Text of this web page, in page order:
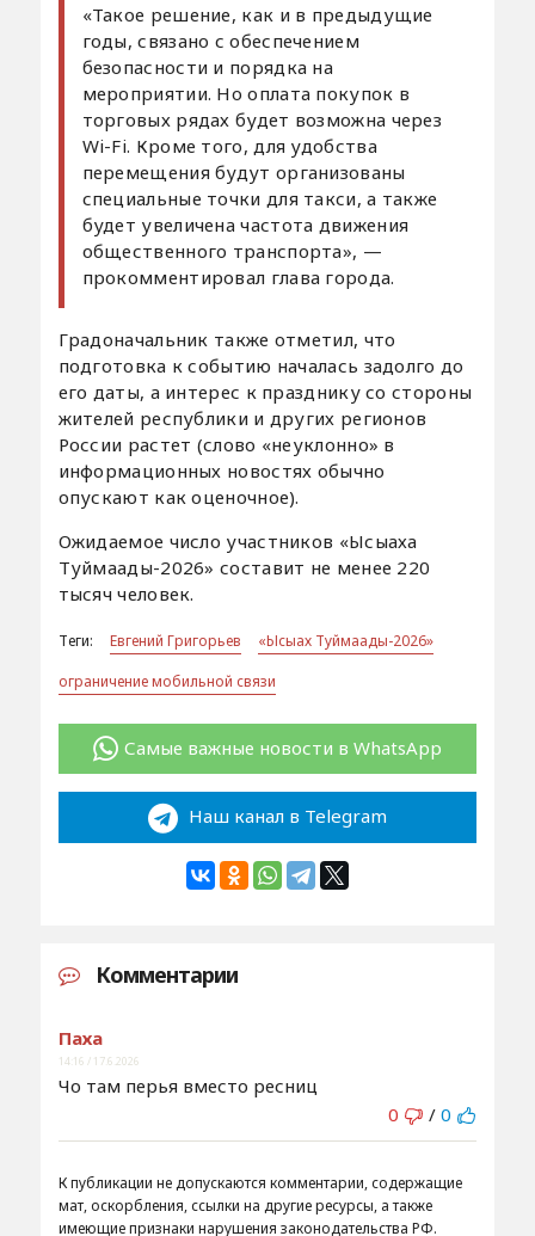
«Такое решение, как и в предыдущие
годы, связано с обеспечением
безопасности и порядка на
мероприятии. Но оплата покупок в
торговых рядах будет возможна через
Wi-Fi. Кроме того, для удобства
перемещения будут организованы
специальные точки для такси, а также
будет увеличена частота движения
общественного транспорта», —
прокомментировал глава города.
Градоначальник также отметил, что
подготовка к событию началась задолго до
его даты, а интерес к празднику со стороны
жителей республики и других регионов
России растет (слово «неуклонно» в
информационных новостях обычно
опускают как оценочное).
Ожидаемое число участников «Ысыаха
Туймаады-2026» составит не менее 220
тысяч человек.
Теги: Евгений Григорьев
«Ысыах Туймаады-2026»
ограничение мобильной связи
Самые важные новости в WhatsApp
Наш канал в Telegram
Комментарии
Паха
14:16 / 17.6.2026
Чо там перья вместо ресниц
0
/ 0
К публикации не допускаются комментарии, содержащие
мат, оскорбления, ссылки на другие ресурсы, а также
имеющие признаки нарушения законодательства РФ.